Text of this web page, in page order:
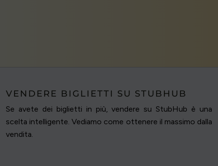
VENDERE BIGLIETTI SU STUBHUB
Se avete dei biglietti in più, vendere su StubHub è una
scelta intelligente. Vediamo come ottenere il massimo dalla
vendita.